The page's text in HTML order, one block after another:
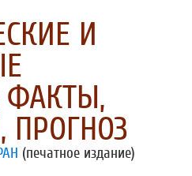
И
ПРОГНОЗ
(печатное издание)